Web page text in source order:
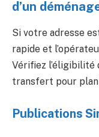
d’un
Si votre adresse
rapide et
Vérifiez l’éligibilité
transfert pour
Publications